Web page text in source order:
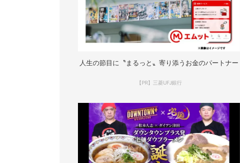
人生の節目に〝まるっと〟寄り添うお金のパートナー
【PR】三菱UFJ銀行